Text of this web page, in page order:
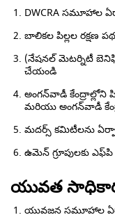
DWCRA సమూహాల
బాలికల పిల్లల రక్షణ
(నేషనల్ మెటర్నిటీ
చేయండి
అంగన్‌వాడీ కేంద్రాల్లోని
మరియు అంగన్‌వాడీ
మదర్స్ కమిటీలను
ఉమెన్ గ్రూపులకు
యువత
యువజన సమూహాల